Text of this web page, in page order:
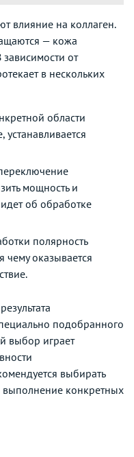
влияние на коллаген.
— кожа
зависимости от
в нескольких
области
мощность и
идет об обработке
полярность
чему оказывается
подобранного
выбор играет
выбирать
выполнение конкретных